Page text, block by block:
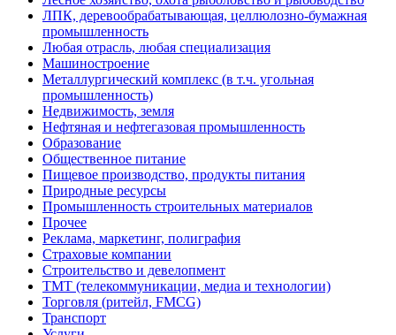
ЛПК, деревообрабатывающая, целлюлозно-бумажная
промышленность
Любая отрасль, любая специализация
Машиностроение
Металлургический комплекс (в т.ч. угольная
промышленность)
Недвижимость, земля
Нефтяная и нефтегазовая промышленность
Образование
Общественное питание
Пищевое производство, продукты питания
Природные ресурсы
Промышленность строительных материалов
Прочее
Реклама, маркетинг, полиграфия
Страховые компании
Строительство и девелопмент
ТМТ (телекоммуникации, медиа и технологии)
Торговля (ритейл, FMCG)
Транспорт